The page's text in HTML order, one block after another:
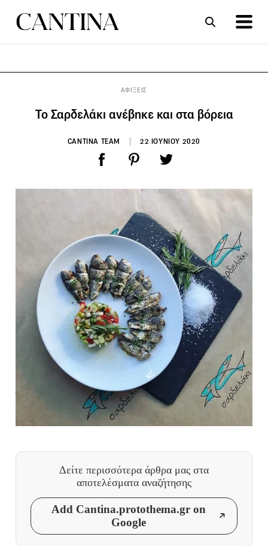
ΑΦΙΞΕΙΣ
Το Σαρδελάκι ανέβηκε και στα βόρεια
CANTINA TEAM 22 ΙΟΥΝΙΟΥ 2020
Δείτε περισσότερα άρθρα μας στα
αποτελέσματα αναζήτησης
Add Cantina.protothema.gr on
Google